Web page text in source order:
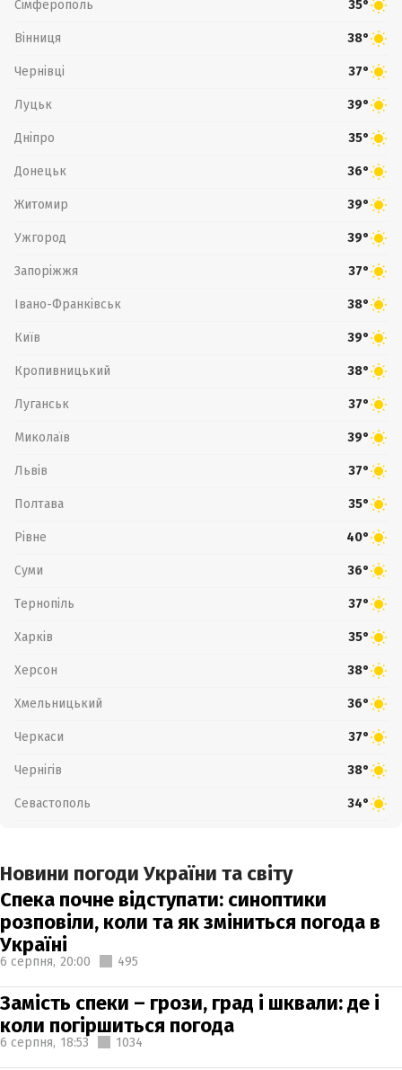
Сімферополь 35°
Вінниця 38°
Чернівці 37°
Луцьк 39°
Дніпро 35°
Донецьк 36°
Житомир 39°
Ужгород 39°
Запоріжжя 37°
Івано-Франківськ 38°
Київ 39°
Кропивницький 38°
Луганськ 37°
Миколаїв 39°
Львів 37°
Полтава 35°
Рівне 40°
Суми 36°
Тернопіль 37°
Харків 35°
Херсон 38°
Хмельницький 36°
Черкаси 37°
Чернігів 38°
Севастополь 34°
Новини погоди України та світу
Спека почне відступати: синоптики
розповіли, коли та як зміниться погода в
Україні
6 серпня, 20:00 495
Замість спеки – грози, град і шквали: де і
коли погіршиться погода
6 серпня, 18:53 1034